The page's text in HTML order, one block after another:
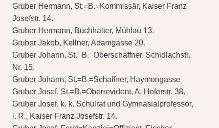
Gruber Hermann, St.=B.=Kommissär, Kaiser Franz
Josefstr. 14.
Gruber Hermann, Buchhalter, Mühlau 13.
Gruber Jakob, Kellner, Adamgasse 20.
Gruber Johann, St.=B.=Oberschaffner, Schidlachstr.
Nr. 15.
Gruber Johann, St.=B.=Schaffner, Haymongasse
Gruber Josef, St.=B.=Oberrevident, A. Hoferstr. 38.
Gruber Josef, k. k. Schulrat und Gymnasialprofessor,
i. R., Kaiser Franz Josefstr. 14.